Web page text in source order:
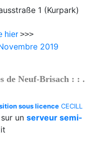
9-3
- La philatélie
- La philatélie
1972-9-1
1972-8-2
- La philatélie
1972-7-2
- La philatélie
1 (Kurpark)
hier >>>
2019
de Neuf-Brisach : : .
sous licence CECILL
un serveur semi-